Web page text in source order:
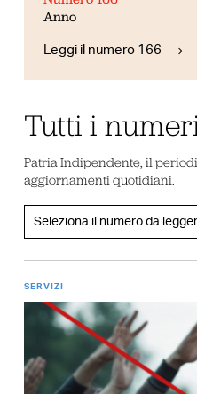
Anno
Leggi il numero 166
Tutti i numeri
Patria Indipendente, il
aggiornamenti quotidiani.
SERVIZI